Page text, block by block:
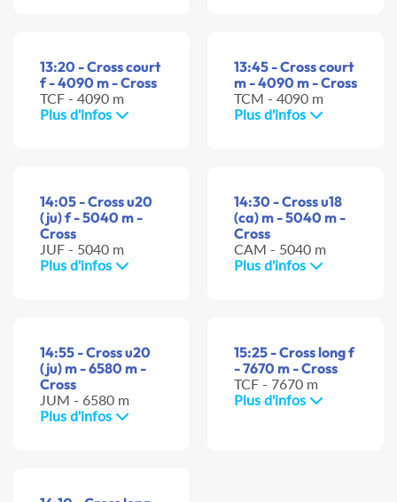
13:20 - Cross court
f - 4090 m - Cross
TCF - 4090 m
Plus d'infos
13:45 - Cross court
m - 4090 m - Cross
TCM - 4090 m
Plus d'infos
14:05 - Cross u20
(ju) f - 5040 m -
Cross
JUF - 5040 m
Plus d'infos
14:30 - Cross u18
(ca) m - 5040 m -
Cross
CAM - 5040 m
Plus d'infos
14:55 - Cross u20
(ju) m - 6580 m -
Cross
JUM - 6580 m
Plus d'infos
15:25 - Cross long f
- 7670 m - Cross
TCF - 7670 m
Plus d'infos